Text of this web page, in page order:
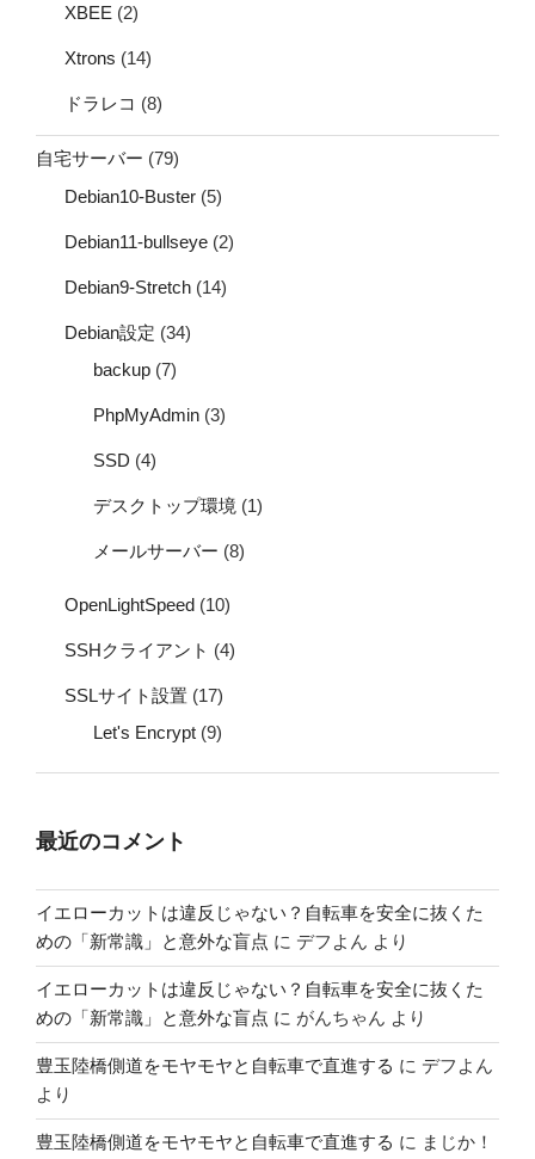
XBEE (2)
Xtrons (14)
ドラレコ (8)
自宅サーバー (79)
Debian10-Buster (5)
Debian11-bullseye (2)
Debian9-Stretch (14)
Debian設定 (34)
backup (7)
PhpMyAdmin (3)
SSD (4)
デスクトップ環境 (1)
メールサーバー (8)
OpenLightSpeed (10)
SSHクライアント (4)
SSLサイト設置 (17)
Let's Encrypt (9)
最近のコメント
イエローカットは違反じゃない？自転車を安全に抜くた
めの「新常識」と意外な盲点 に デフよん より
イエローカットは違反じゃない？自転車を安全に抜くた
めの「新常識」と意外な盲点 に がんちゃん より
豊玉陸橋側道をモヤモヤと自転車で直進する に デフよん
より
豊玉陸橋側道をモヤモヤと自転車で直進する に まじか！